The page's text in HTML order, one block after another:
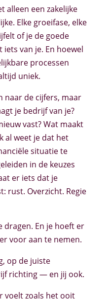
alleen een zakelijke
Elke groeifase, elke
of je de goede
van je. En hoewel
processen
uniek.
naar de cijfers, maar
je bedrijf van je?
vast? Wat maakt
al weet je dat het
situatie te
in de keuzes
er iets dat je
rust. Overzicht. Regie
dragen. En je hoeft er
voor aan te nemen.
op de juiste
richting — en jij ook.
voelt zoals het ooit